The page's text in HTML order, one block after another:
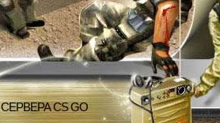
СЕРВЕРА CS GO